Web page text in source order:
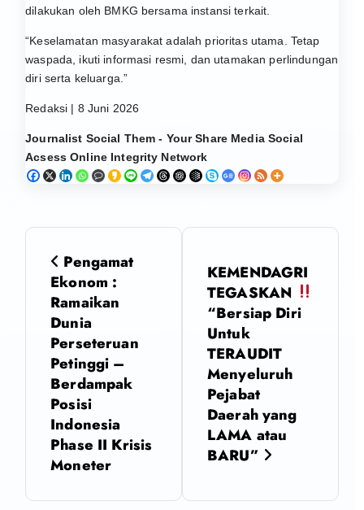
dilakukan oleh BMKG bersama instansi terkait.
“Keselamatan masyarakat adalah prioritas utama. Tetap
waspada, ikuti informasi resmi, dan utamakan perlindungan
diri serta keluarga.”
Redaksi | 8 Juni 2026
Journalist Social Them - Your Share Media Social
Acsess Online Integrity Network
N
s
Pengamat
Ekonom :
Ramaikan
Dunia
Perseteruan
Petinggi –
Berdampak
Posisi
Indonesia
Phase II Krisis
Moneter
KEMENDAGRI
TEGASKAN
“Bersiap Diri
Untuk
TERAUDIT
Menyeluruh
Pejabat
Daerah yang
LAMA atau
BARU”